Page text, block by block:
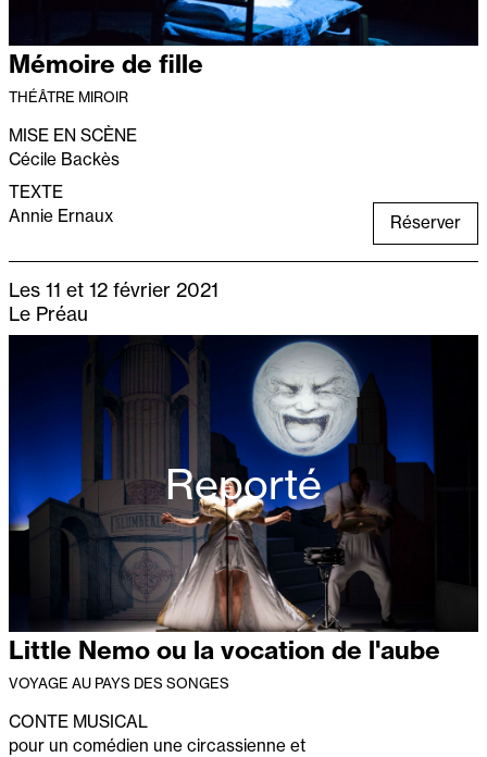
Mémoire de fille
THÉÂTRE MIROIR
MISE EN SCÈNE
Cécile Backès
TEXTE
Annie Ernaux
Réserver
Les 11 et 12 février 2021
Le Préau
Reporté
Little Nemo ou la vocation de l'aube
VOYAGE AU PAYS DES SONGES
CONTE MUSICAL
pour un comédien une circassienne et